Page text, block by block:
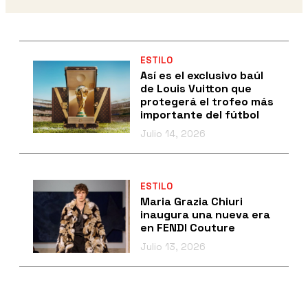
ESTILO
Así es el exclusivo baúl
de Louis Vuitton que
protegerá el trofeo más
importante del fútbol
Julio 14, 2026
ESTILO
Maria Grazia Chiuri
inaugura una nueva era
en FENDI Couture
Julio 13, 2026